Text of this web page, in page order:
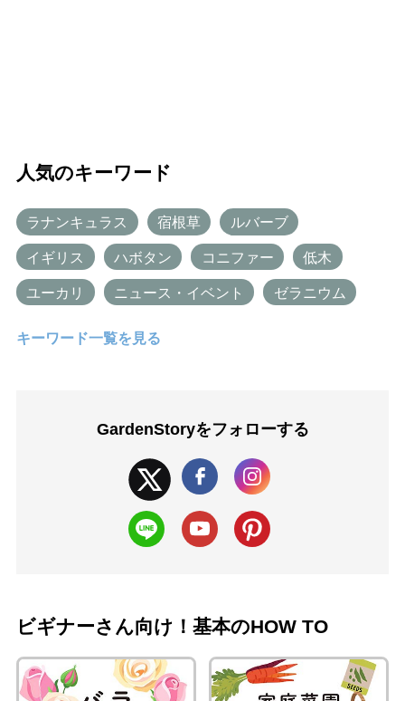
人気のキーワード
ラナンキュラス 宿根草 ルバーブ
イギリス ハボタン コニファー 低木
ユーカリ ニュース・イベント ゼラニウム
キーワード一覧を見る
GardenStoryをフォローする
ビギナーさん向け！基本のHOW TO